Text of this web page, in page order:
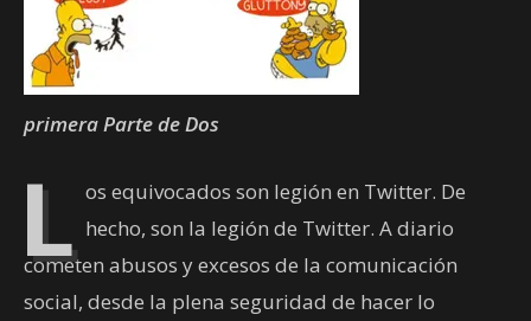
primera Parte de Dos
L os equivocados son legión en Twitter. De
hecho, son la legión de Twitter. A diario
cometen abusos y excesos de la comunicación
social, desde la plena seguridad de hacer lo